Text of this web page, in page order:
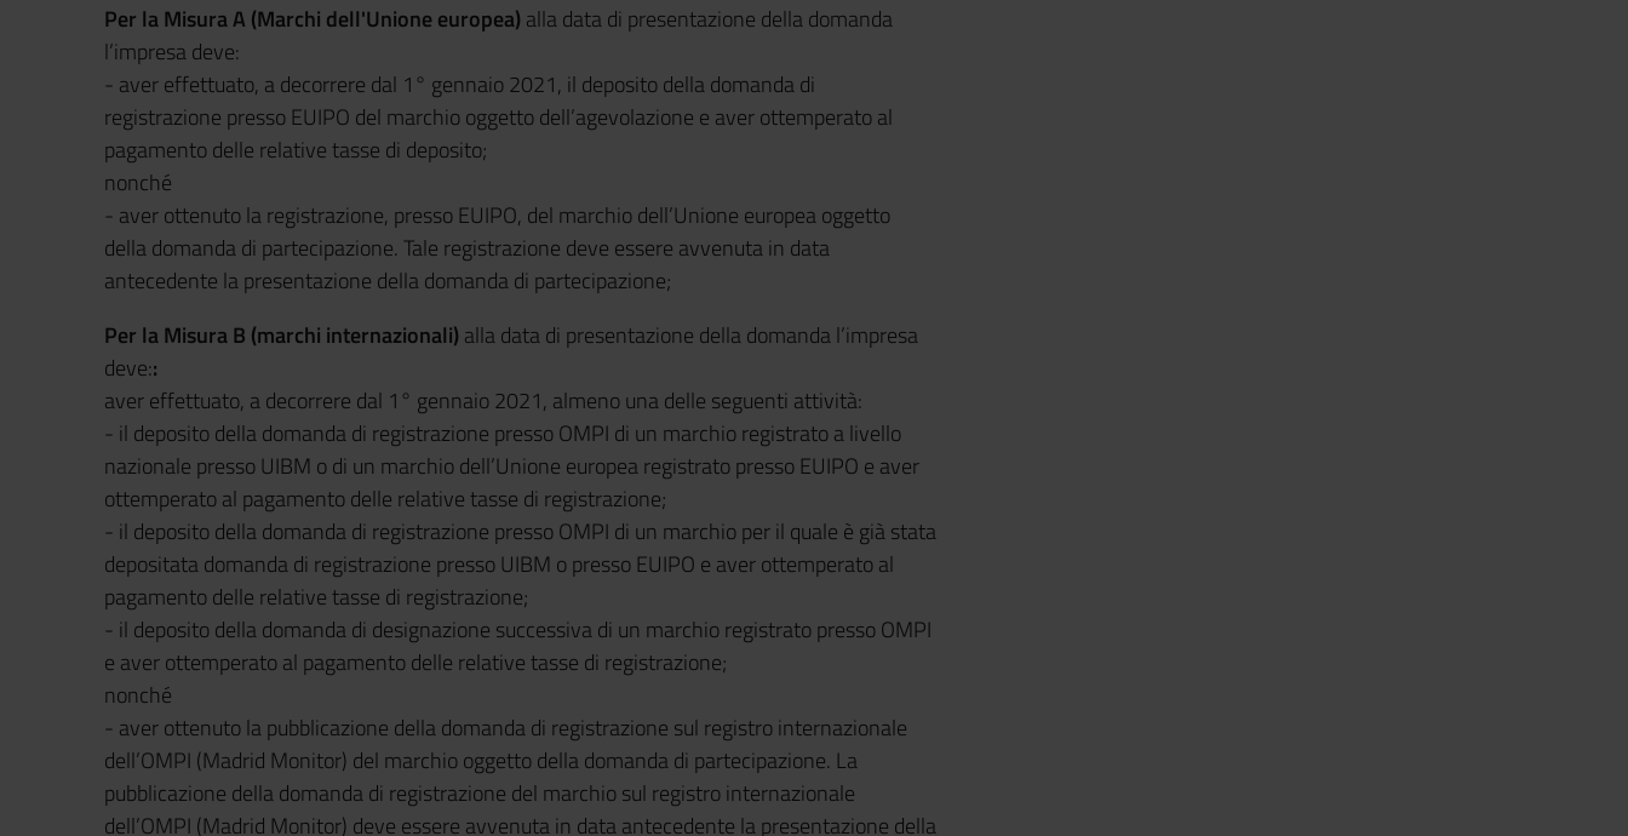
Per la Misura A (Marchi dell'Unione europea) alla data di presentazione della domanda
l’impresa deve:
- aver effettuato, a decorrere dal 1° gennaio 2021, il deposito della domanda di
registrazione presso EUIPO del marchio oggetto dell’agevolazione e aver ottemperato al
pagamento delle relative tasse di deposito;
nonché
- aver ottenuto la registrazione, presso EUIPO, del marchio dell’Unione europea oggetto
della domanda di partecipazione. Tale registrazione deve essere avvenuta in data
antecedente la presentazione della domanda di partecipazione;
Per la Misura B (marchi internazionali) alla data di presentazione della domanda l’impresa
deve::
aver effettuato, a decorrere dal 1° gennaio 2021, almeno una delle seguenti attività:
- il deposito della domanda di registrazione presso OMPI di un marchio registrato a livello
nazionale presso UIBM o di un marchio dell’Unione europea registrato presso EUIPO e aver
ottemperato al pagamento delle relative tasse di registrazione;
- il deposito della domanda di registrazione presso OMPI di un marchio per il quale è già stata
depositata domanda di registrazione presso UIBM o presso EUIPO e aver ottemperato al
pagamento delle relative tasse di registrazione;
- il deposito della domanda di designazione successiva di un marchio registrato presso OMPI
e aver ottemperato al pagamento delle relative tasse di registrazione;
nonché
- aver ottenuto la pubblicazione della domanda di registrazione sul registro internazionale
dell’OMPI (Madrid Monitor) del marchio oggetto della domanda di partecipazione. La
pubblicazione della domanda di registrazione del marchio sul registro internazionale
dell’OMPI (Madrid Monitor) deve essere avvenuta in data antecedente la presentazione della